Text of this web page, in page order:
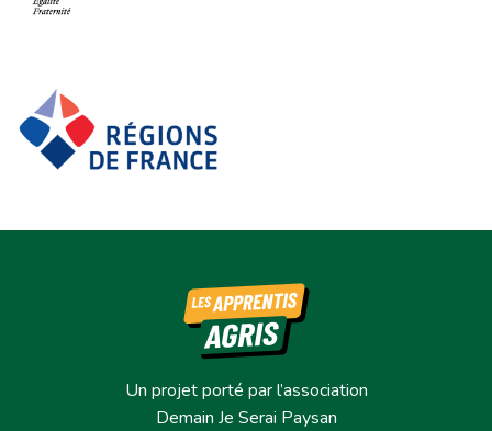
Un projet porté par l’association
Demain Je Serai Paysan